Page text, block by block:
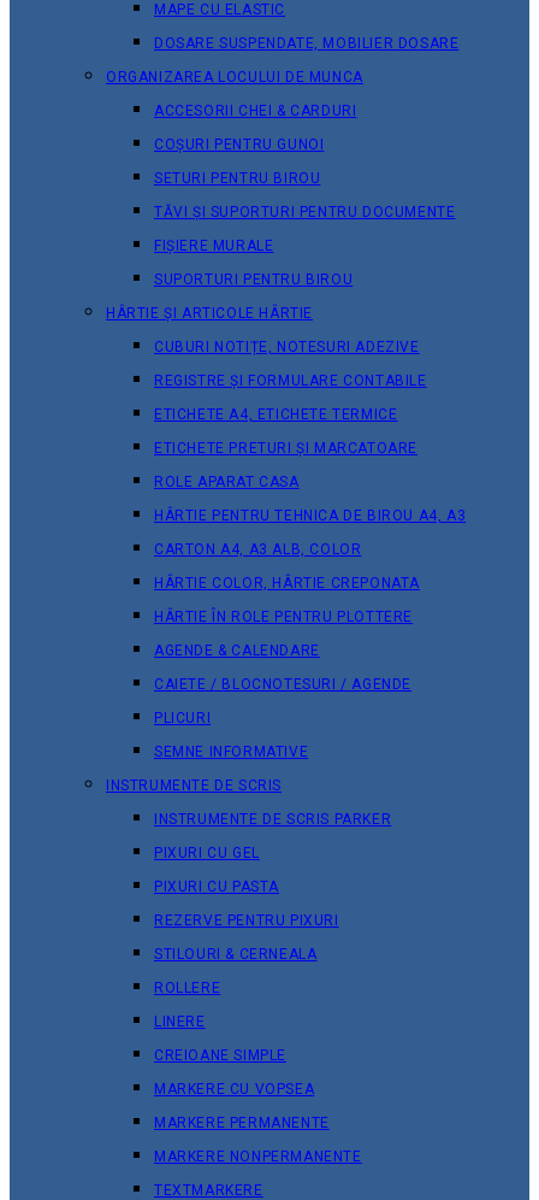
MAPE CU ELASTIC
DOSARE SUSPENDATE, MOBILIER DOSARE
ORGANIZAREA LOCULUI DE MUNCA
ACCESORII CHEI & СARDURI
COȘURI PENTRU GUNOI
SETURI PENTRU BIROU
TĂVI ȘI SUPORTURI PENTRU DOCUMENTE
FIȘIERE MURALE
SUPORTURI PENTRU BIROU
HÂRTIE ȘI ARTICOLE HÂRTIE
CUBURI NOTIȚE, NOTESURI ADEZIVE
REGISTRE ȘI FORMULARE CONTABILE
ETICHETE A4, ETICHETE TERMICE
ETICHETE PRETURI ȘI MARCATOARE
ROLE APARAT CASA
HÂRTIE PENTRU TEHNICA DE BIROU A4, A3
CARTON A4, A3 ALB, COLOR
HÂRTIE COLOR, HÂRTIE CREPONATA
HÂRTIE ÎN ROLE PENTRU PLOTTERE
AGENDE & CALENDARE
CAIETE / BLOCNOTESURI / AGENDE
PLICURI
SEMNE INFORMATIVE
INSTRUMENTE DE SCRIS
INSTRUMENTE DE SCRIS PARKER
PIXURI CU GEL
PIXURI CU PASTA
REZERVE PENTRU PIXURI
STILOURI & СERNEALA
ROLLERE
LINERE
CREIOANE SIMPLE
MARKERE CU VOPSEA
MARKERE PERMANENTE
MARKERE NONPERMANENTE
TEXTMARKERE